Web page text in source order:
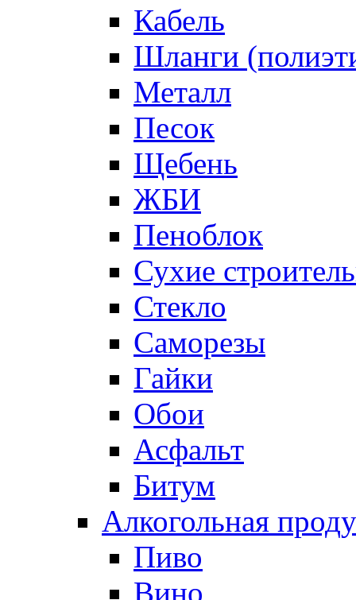
Кабель
Шланги
Металл
Песок
Щебень
ЖБИ
Пеноблок
Сухие
Стекло
Саморезы
Гайки
Обои
Асфальт
Битум
Алкогольная
Пиво
Вино